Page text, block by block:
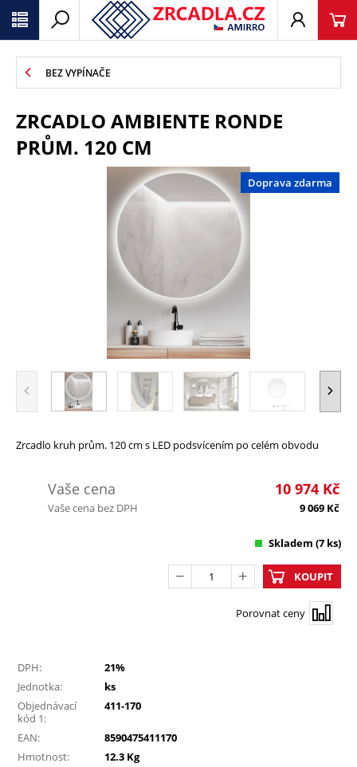
BEZ VYPÍNAČE
ZRCADLO AMBIENTE RONDE
PRŮM. 120 CM
Zrcadlo kruh prům. 120 cm s LED podsvícením po celém obvodu
Vaše cena 10 974 Kč
Vaše cena bez DPH 9 069 Kč
Skladem (7 ks)
Porovnat ceny
KOUPIT
DPH:
21%
Jednotka:
ks
Objednávací
kód 1:
411-170
EAN:
8590475411170
Hmotnost:
12.3 Kg
Doprava zdarma